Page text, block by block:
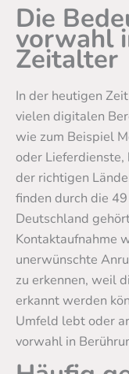
Die
vorwahl
Zeitalter
In der heutigen
vielen digitalen
wie zum Beispiel
oder Lieferdienste,
der richtigen
finden durch die
Deutschland
Kontaktaufnahme
unerwünschte
zu erkennen, weil
erkannt werden
Umfeld lebt oder
vorwahl in